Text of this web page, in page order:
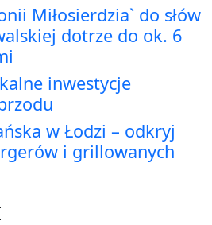
Miłosierdzia` do słów
dotrze do ok. 6
inwestycje
w Łodzi – odkryj
i grillowanych